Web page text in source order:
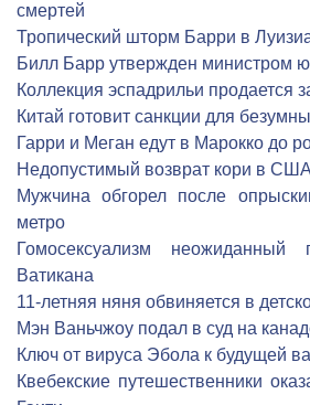
смертей
Тропический шторм Барри в
Билл Барр утвержден министром
Коллекция эспадрильи продается
Китай готовит санкции для
Гарри и Меган едут в Марокко до
Недопустимый возврат кори в США
Мужчина обгорел после
метро
Гомосексуализм
Ватикана
11-летняя няня обвиняется в
Мэн Ваньчжоу подал в суд на
Ключ от вируса Эбола к будущей
Квебекские путешественники